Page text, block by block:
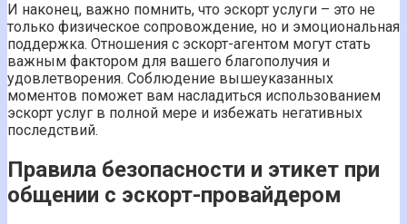
И наконец, важно помнить, что эскорт услуги – это не
только физическое сопровождение, но и эмоциональная
поддержка. Отношения с эскорт-агентом могут стать
важным фактором для вашего благополучия и
удовлетворения. Соблюдение вышеуказанных
моментов поможет вам насладиться использованием
эскорт услуг в полной мере и избежать негативных
последствий.
Правила безопасности и этикет при
общении с эскорт-провайдером